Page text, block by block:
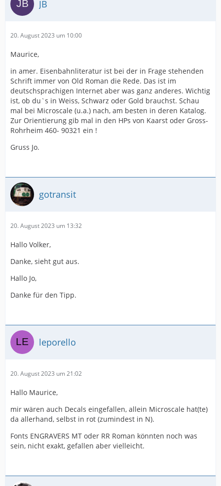
JB
20. August 2023 um 10:00
Maurice,
in amer. Eisenbahnliteratur ist bei der in Frage stehenden
Schrift immer von Old Roman die Rede. Das ist im
deutschsprachigen Internet aber was ganz anderes. Wichtig
ist, ob du`s in Weiss, Schwarz oder Gold brauchst. Schau
mal bei Microscale (u.a.) nach, am besten in deren Katalog.
Zur Orientierung gib mal in den HPs von Kaarst oder Gross-
Rohrheim 460- 90321 ein !
Gruss Jo.
gotransit
20. August 2023 um 13:32
Hallo Volker,
Danke, sieht gut aus.
Hallo Jo,
Danke für den Tipp.
leporello
20. August 2023 um 21:02
Hallo Maurice,
mir wären auch Decals eingefallen, allein Microscale hat(te)
da allerhand, selbst in rot (zumindest in N).
Fonts ENGRAVERS MT oder RR Roman könnten noch was
sein, nicht exakt, gefallen aber vielleicht.